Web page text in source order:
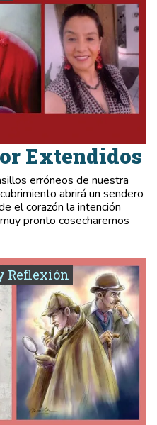
Extendidos
erróneos de nuestra
abrirá un sendero
el corazón la intención
pronto cosecharemos
Reflexión